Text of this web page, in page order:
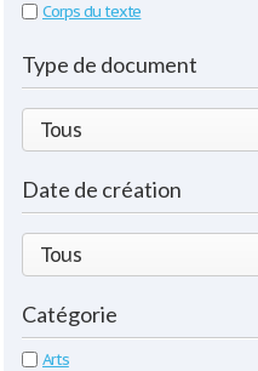
Corps du texte
Type de document
Date de création
Catégorie
Arts